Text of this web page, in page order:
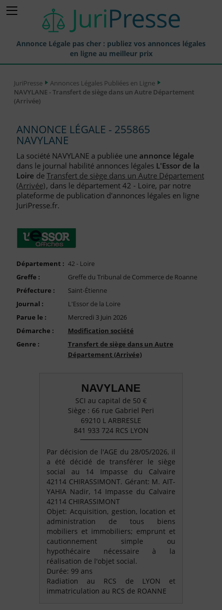
Annonce Légale pas cher : publiez vos annonces légales
en ligne au meilleur prix
Annonces Légales Publiées
Journaux Habilités (JAL) Annonces Légales
Liste des Greffes
Liste des CCI
Le Blog pour les Entreprises
Nous Contacter
Compte PRO
JuriPresse
Annonces Légales Publiées en Ligne
NAVYLANE - Transfert de siège dans un Autre Département
(Arrivée)
ANNONCE LÉGALE - 255865
NAVYLANE
La société NAVYLANE a publiée une annonce légale
dans le journal habilité annonces légales L'Essor de la
Loire deTransfert de siège dans un Autre Département
(Arrivée), dans le département 42 - Loire, par notre
plateforme de publication d'annonces légales en ligne
JuriPresse.fr.
Département : 42 - Loire
Greffe :
Greffe du Tribunal de Commerce de Roanne
Préfecture :
Saint-Étienne
Journal :
L'Essor de la Loire
Parue le :
Mercredi 3 Juin 2026
Démarche :
Modification société
Genre :
Transfert de siège dans un Autre
Département (Arrivée)
NAVYLANE
SCI au capital de 50 €
Siège : 66 rue Gabriel Peri
69210 L ARBRESLE
841 933 724 RCS LYON
Par décision de l'AGE du 28/05/2026, il
a été décidé de transférer le siège
social au 14 Impasse du Calvaire
42114 CHIRASSIMONT. Gérant: M. AIT-
YAHIA Nadir, 14 Impasse du Calvaire
42114 CHIRASSIMONT
Objet: Acquisition, gestion, location et
administration de tous biens
mobiliers et immobiliers; emprunt et
cautionnement simple ou
hypothécaire nécessaire à la
réalisation de l'objet social.
Durée: 99 ans
Radiation au RCS de LYON et
immatriculation au RCS de ROANNE